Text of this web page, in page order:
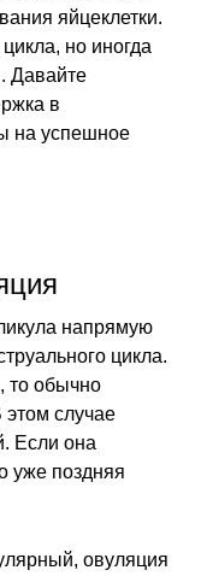
яйцеклетки.
но иногда
Давайте
в
на успешное
напрямую
цикла.
то обычно
случае
Если она
уже поздняя
овуляция